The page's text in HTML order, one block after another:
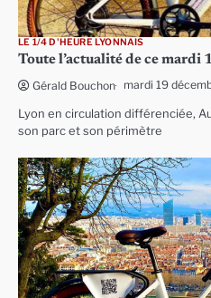
LE 1/4 D'HEURE LYONNAIS
Toute l’actualité de ce mardi
Gérald Bouchon mardi 19
Lyon en circulation différenciée,
son parc et son périmètre